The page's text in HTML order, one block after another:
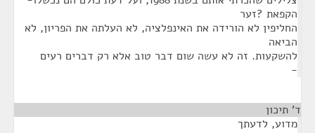
הקפאת ?זער
החליפין לא הורידה את האינפלציה, לא העלתה את הפריון, לא
הביאה
להשקעות. זה לא עשה שום דבר טוב אלא רק דברים רעים
-
ד' תיכון
מדוע, לדעתך